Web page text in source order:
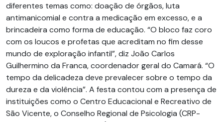
diferentes temas como: doação de órgãos, luta
antimanicomial e contra a medicação em excesso, e a
brincadeira como forma de educação. “O bloco faz coro
com os loucos e profetas que acreditam no fim desse
mundo de exploração infantil”, diz João Carlos
Guilhermino da Franca, coordenador geral do Camará. “O
tempo da delicadeza deve prevalecer sobre o tempo da
dureza e da violência”. A festa contou com a presença de
instituições como o Centro Educacional e Recreativo de
São Vicente, o Conselho Regional de Psicologia (CRP-